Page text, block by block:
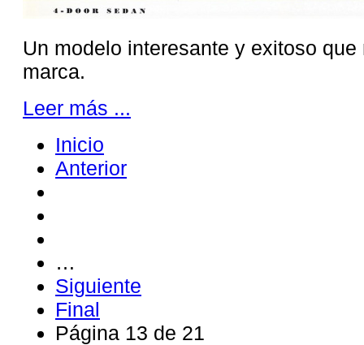
Un modelo interesante y exitoso
marca.
Leer más ...
Inicio
Anterior
…
Siguiente
Final
Página 13 de 21